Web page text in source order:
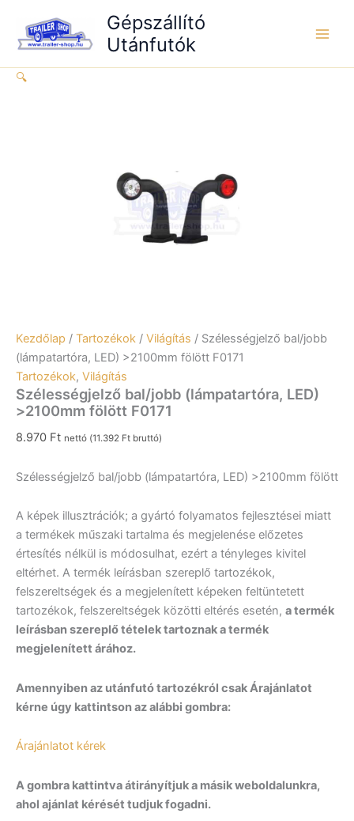
content
Gépszállító
Utánfutók
🔍
Kezdőlap / Tartozékok / Világítás / Szélességjelző bal/jobb
(lámpatartóra, LED) >2100mm fölött F0171
Tartozékok, Világítás
Szélességjelző bal/jobb (lámpatartóra, LED)
>2100mm fölött F0171
8.970 Ft nettó (11.392 Ft bruttó)
Szélességjelző bal/jobb (lámpatartóra, LED) >2100mm fölött
A képek illusztrációk; a gyártó folyamatos fejlesztései miatt
a termékek műszaki tartalma és megjelenése előzetes
értesítés nélkül is módosulhat, ezért a tényleges kivitel
eltérhet. A termék leírásban szereplő tartozékok,
felszereltségek és a megjelenített képeken feltüntetett
tartozékok, felszereltségek közötti eltérés esetén, a termék
leírásban szereplő tételek tartoznak a termék
megjelenített árához.
Amennyiben az utánfutó tartozékról csak Árajánlatot
kérne úgy kattintson az alábbi gombra:
Árajánlatot kérek
A gombra kattintva átirányítjuk a másik weboldalunkra,
ahol ajánlat kérését tudjuk fogadni.
>2100mm
fölött
mennyiség